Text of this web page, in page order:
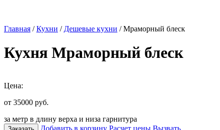
Главная /Кухни / Дешевые кухни / Мраморный блеск
Кухня Мраморный блеск
Цена:
от 35000 руб.
за метр в длину верха и низа гарнитура
Добавить в корзину Расчет цены Вызвать